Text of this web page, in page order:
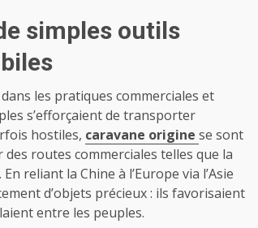
simples outils
les pratiques commerciales et
s’efforçaient de transporter
hostiles, caravane origine se sont
des routes commerciales telles que la
reliant la Chine à l’Europe via l’Asie
d’objets précieux : ils favorisaient
entre les peuples.